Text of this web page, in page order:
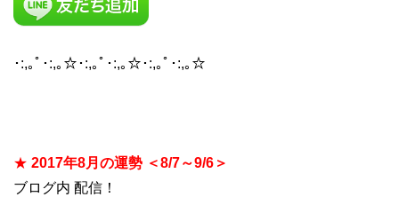
･:,｡ﾟ･:,｡☆･:,｡ﾟ･:,｡☆･:,｡ﾟ･:,｡☆
★ 2017年8月の運勢 ＜8/7～9/6＞
ブログ内 配信！